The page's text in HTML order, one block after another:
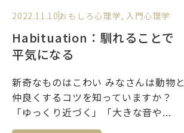
2022.11.10 おもしろ心理学,入門心理学
Habituation：馴れることで
平気になる
新奇なものはこわい みなさんは動物と
仲良くするコツを知っていますか？
「ゆっくり近づく」「大きな音や...